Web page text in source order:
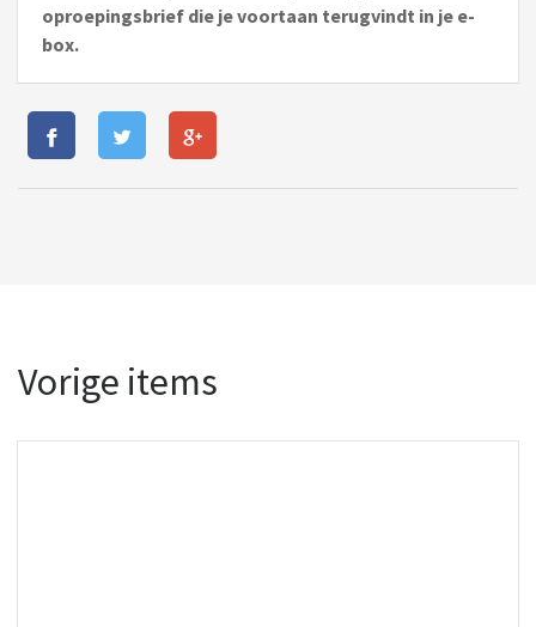
oproepingsbrief die je voortaan terugvindt in je e-
box.
Vorige items